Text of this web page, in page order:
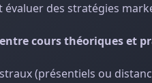
évaluer des stratégies
cours théoriques et
(présentiels ou